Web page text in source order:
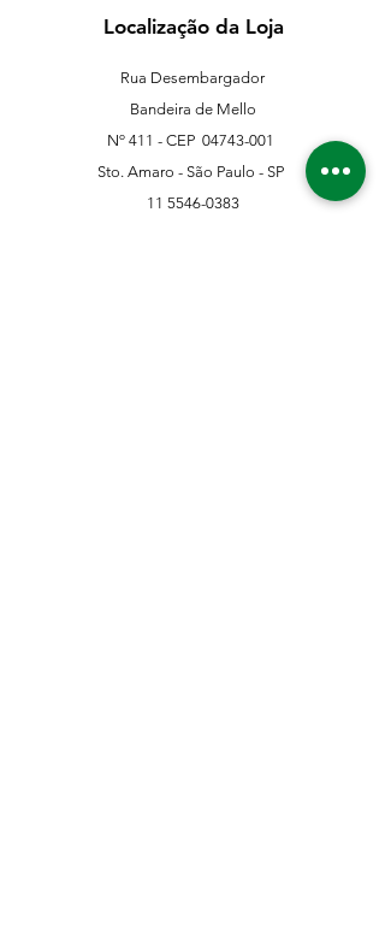
Localização da Loja
Rua Desembargador
Bandeira de Mello
Nº 411 - CEP 04743-001
Sto. Amaro - São Paulo - SP
11 5546-0383